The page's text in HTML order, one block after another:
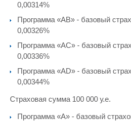
0,00314%
Программа «АВ» - базовый
0,00326%
Программа «АC» - базовый
0,00336%
Программа «АD» - базовый
0,00344%
Страховая сумма 100 000 у.е.
Программа «А» - базовый